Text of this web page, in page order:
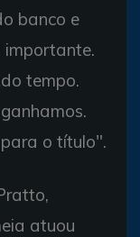
banco e
importante.
tempo.
o título".
atuou